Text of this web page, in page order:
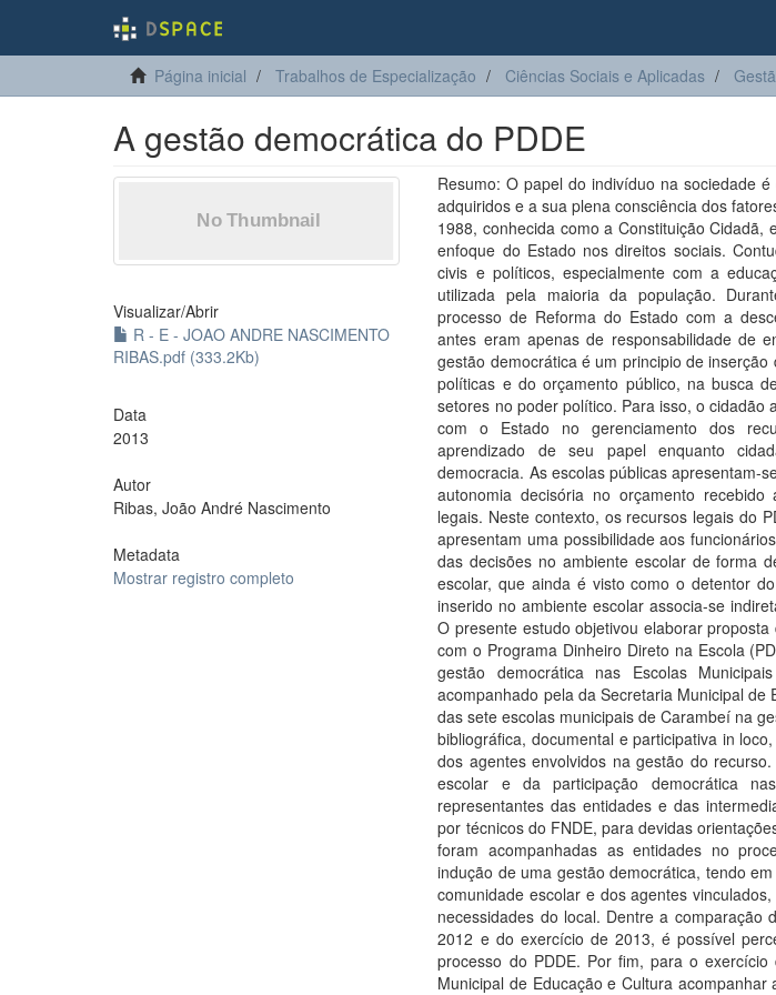
Página inicial Trabalhos de Especialização Ciências Sociais e Aplicadas
A gestão democrática do PDDE
Visualizar/Abrir
R - E - JOAO ANDRE NASCIMENTO
RIBAS.pdf (333.2Kb)
Data
2013
Autor
Ribas, João André Nascimento
Metadata
Mostrar registro completo
Resumo: O papel do indivíduo na sociedade
adquiridos e a sua plena consciência dos
1988, conhecida como a Constituição Cidadã,
enfoque do Estado nos direitos sociais.
civis e políticos, especialmente com a
utilizada pela maioria da população.
processo de Reforma do Estado com a
antes eram apenas de responsabilidade de
gestão democrática é um principio de
políticas e do orçamento público, na busca
setores no poder político. Para isso, o cidadão
com o Estado no gerenciamento dos
aprendizado de seu papel enquanto
democracia. As escolas públicas apresentam-
autonomia decisória no orçamento
legais. Neste contexto, os recursos legais do
apresentam uma possibilidade aos
das decisões no ambiente escolar de forma
escolar, que ainda é visto como o detentor
inserido no ambiente escolar associa-se
O presente estudo objetivou elaborar
com o Programa Dinheiro Direto na Escola
gestão democrática nas Escolas
acompanhado pela da Secretaria Municipal
das sete escolas municipais de Carambeí na
bibliográfica, documental e participativa in
dos agentes envolvidos na gestão do
escolar e da participação democrática
representantes das entidades e das
por técnicos do FNDE, para devidas
foram acompanhadas as entidades no
indução de uma gestão democrática, tendo
comunidade escolar e dos agentes
necessidades do local. Dentre a comparação
2012 e do exercício de 2013, é possível
processo do PDDE. Por fim, para o
Municipal de Educação e Cultura